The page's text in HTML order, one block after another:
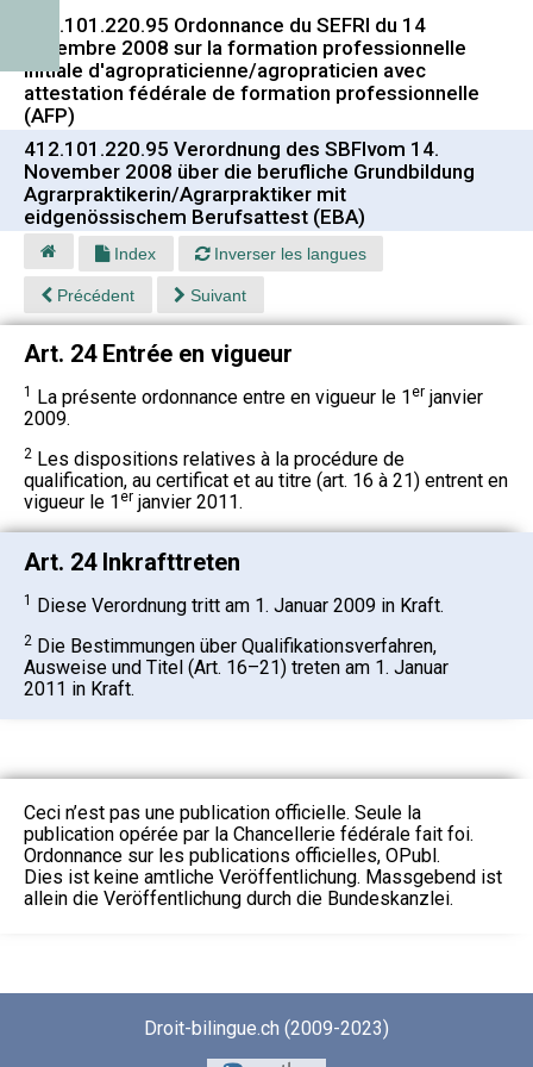
412.101.220.95 Ordonnance du SEFRI du 14
novembre 2008 sur la formation professionnelle
initiale d'agropraticienne/agropraticien avec
attestation fédérale de formation professionnelle
(AFP)
412.101.220.95 Verordnung des SBFIvom 14.
November 2008 über die berufliche Grundbildung
Agrarpraktikerin/Agrarpraktiker mit
eidgenössischem Berufsattest (EBA)
Index Inverser les langues
Précédent Suivant
Art. 24 Entrée en vigueur
1 La présente ordonnance entre en vigueur le 1er janvier
2009.
2 Les dispositions relatives à la procédure de
qualification, au certificat et au titre (art. 16 à 21) entrent en
vigueur le 1er janvier 2011.
Art. 24 Inkrafttreten
1 Diese Verordnung tritt am 1. Januar 2009 in Kraft.
2 Die Bestimmungen über Qualifikationsverfahren,
Ausweise und Titel (Art. 16–21) treten am 1. Januar
2011 in Kraft.
Ceci n’est pas une publication officielle. Seule la
publication opérée par la Chancellerie fédérale fait foi.
Ordonnance sur les publications officielles, OPubl.
Dies ist keine amtliche Veröffentlichung. Massgebend ist
allein die Veröffentlichung durch die Bundeskanzlei.
Droit-bilingue.ch (2009-2023)